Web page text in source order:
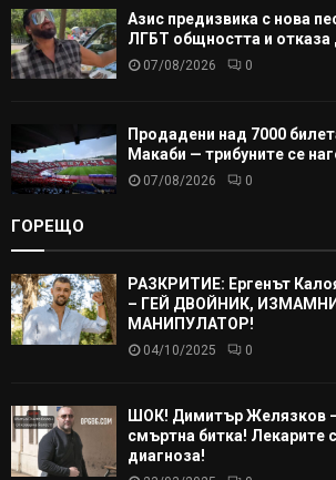
Азис предизвика с нова
ЛГБТ общността и отказа
07/08/2026 0
Продадени над 7000
Макаби — трибуните се
07/08/2026 0
ГОРЕЩО
РАЗКРИТИЕ: Ергенът
– ГЕЙ ДВОЙНИК,
МАНИПУЛАТОР!
04/10/2025 0
ШОК! Димитър Желязков
смъртна битка! Лекарите
диагноза!